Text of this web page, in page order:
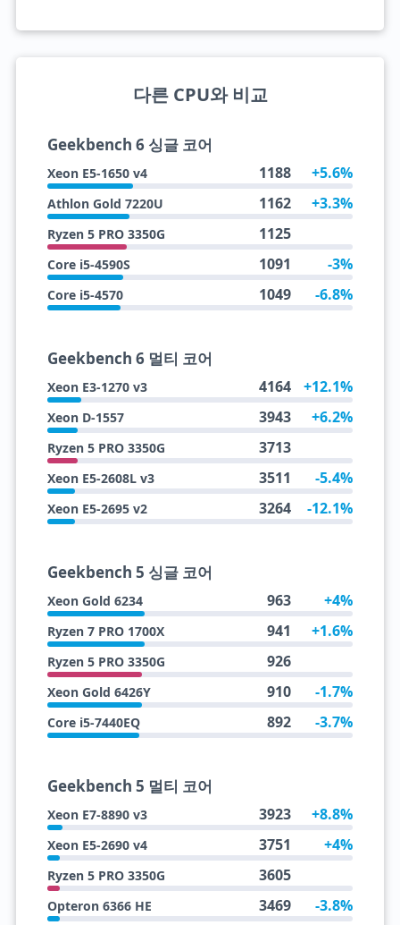
다른 CPU와 비교
Geekbench 6 싱글 코어
Xeon E5-1650 v4 1188 +5.6%
Athlon Gold 7220U 1162 +3.3%
Ryzen 5 PRO 3350G 1125
Core i5-4590S 1091 -3%
Core i5-4570 1049 -6.8%
Geekbench 6 멀티 코어
Xeon E3-1270 v3 4164 +12.1%
Xeon D-1557 3943 +6.2%
Ryzen 5 PRO 3350G 3713
Xeon E5-2608L v3 3511 -5.4%
Xeon E5-2695 v2 3264 -12.1%
Geekbench 5 싱글 코어
Xeon Gold 6234 963 +4%
Ryzen 7 PRO 1700X 941 +1.6%
Ryzen 5 PRO 3350G 926
Xeon Gold 6426Y 910 -1.7%
Core i5-7440EQ 892 -3.7%
Geekbench 5 멀티 코어
Xeon E7-8890 v3 3923 +8.8%
Xeon E5-2690 v4 3751 +4%
Ryzen 5 PRO 3350G 3605
Opteron 6366 HE 3469 -3.8%